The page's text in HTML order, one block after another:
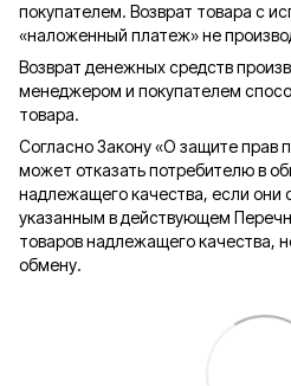
покупателем. Возврат товара с
«наложенный платеж» не
Возврат денежных средств
менеджером и покупателем
товара.
Согласно Закону «О защите прав
может отказать потребителю в
надлежащего качества, если они
указанным в действующем
товаров надлежащего качества,
обмену.